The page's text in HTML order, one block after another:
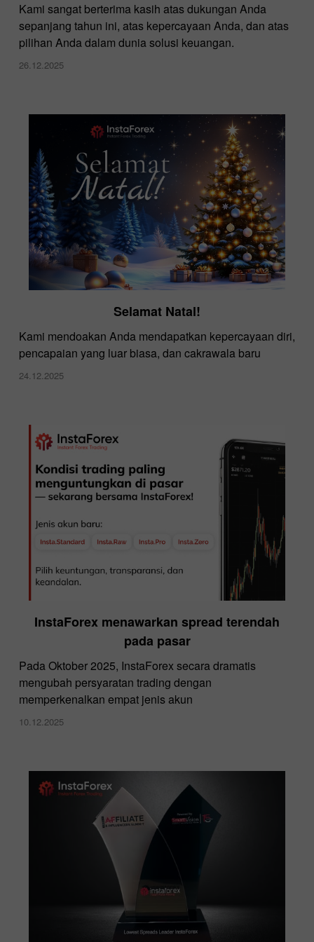
Kami sangat berterima kasih atas dukungan Anda
sepanjang tahun ini, atas kepercayaan Anda, dan atas
pilihan Anda dalam dunia solusi keuangan.
26.12.2025
Selamat Natal!
Kami mendoakan Anda mendapatkan kepercayaan diri,
pencapaian yang luar biasa, dan cakrawala baru
24.12.2025
InstaForex menawarkan spread terendah
pada pasar
Pada Oktober 2025, InstaForex secara dramatis
mengubah persyaratan trading dengan
memperkenalkan empat jenis akun
10.12.2025